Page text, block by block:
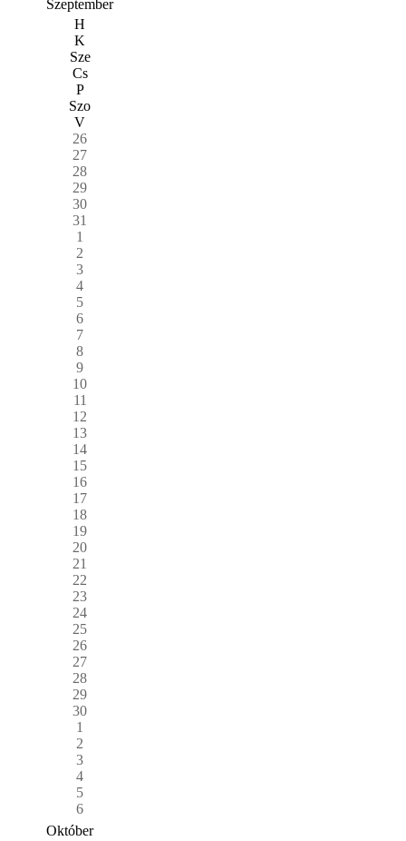
Szeptember
H
K
Sze
Cs
P
Szo
V
26
27
28
29
30
31
1
2
3
4
5
6
7
8
9
10
11
12
13
14
15
16
17
18
19
20
21
22
23
24
25
26
27
28
29
30
1
2
3
4
5
6
Október